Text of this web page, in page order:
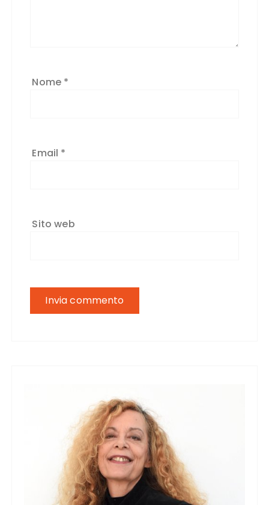
Nome *
Email *
Sito web